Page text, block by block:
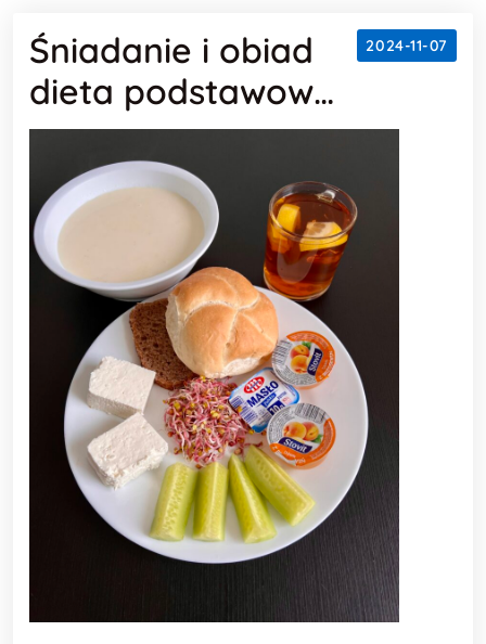
2024-11-07
Śniadanie i obiad
dieta podstawowa
7.11.2024r.